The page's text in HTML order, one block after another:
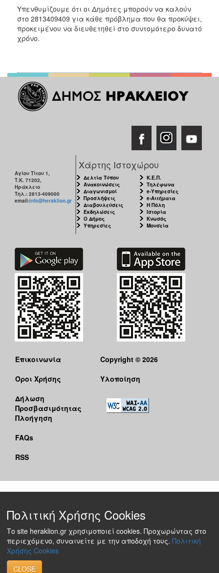
Υπενθυμίζουμε ότι οι Δημότες μπορούν να καλούν
στο 2813409409 για κάθε πρόβλημα που θα προκύψει,
προκειμένου να διευθετηθεί στο συντομότερο δυνατό
χρόνο.
Αγίου Τίτου 1,
Τ.Κ. 71202,
Ηράκλειο
Τηλ.: 2813-409000
email:info@heraklion.gr
Χάρτης Ιστοχώρου
Δελτία Τύπου
Ανακοινώσεις
Διαγωνισμοί
Προσλήψεις
Διαβουλεύσεις
Εκδηλώσεις
Ο Δήμος
Υπηρεσίες
Κ.Ε.Π.
Τηλέφωνα
e-Υπηρεσίες
e-Αιτήματα
Η Πόλη
Ιστορία
Κνωσός
Μουσεία
Επικοινωνία
Όροι Χρήσης
Δήλωση
Προσβασιμότητας
Πλοήγηση
FAQs
RSS
Copyright © 2026
Υλοποίηση
Πολιτική Χρήσης Cookies
Το site heraklion.gr χρησιμοποιεί cookies. Προχωρώντας στο
περιεχόμενο, συναινείτε με την αποδοχή τους. Πολιτική
Χρήσης Cookies
CLOSE